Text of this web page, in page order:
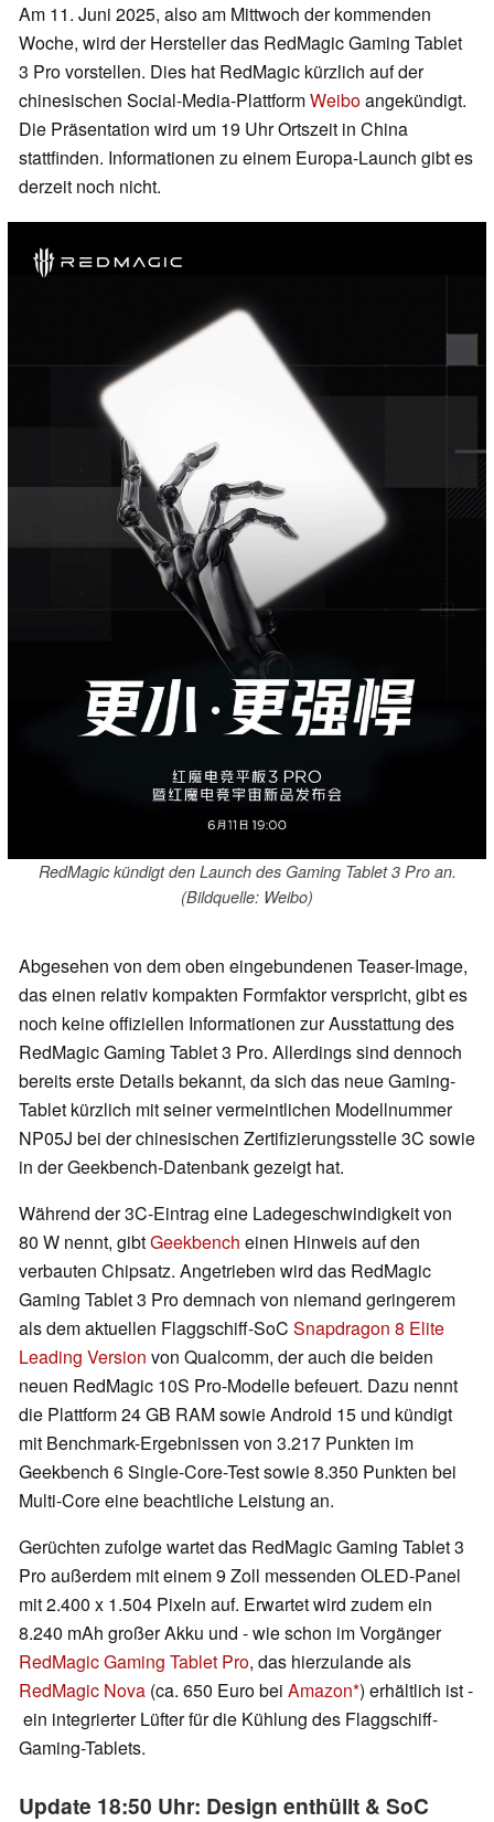
Am 11. Juni 2025, also am Mittwoch der kommenden
Woche, wird der Hersteller das RedMagic Gaming Tablet
3 Pro vorstellen. Dies hat RedMagic kürzlich auf der
chinesischen Social-Media-PlattformWeiboangekündigt.
Die Präsentation wird um 19 Uhr Ortszeit in China
stattfinden. Informationen zu einem Europa-Launch gibt es
derzeit noch nicht.
RedMagic kündigt den Launch des Gaming Tablet 3 Pro an.
(Bildquelle: Weibo)
Abgesehen von dem oben eingebundenen Teaser-Image,
das einen relativ kompakten Formfaktor verspricht, gibt es
noch keine offiziellen Informationen zur Ausstattung des
RedMagic Gaming Tablet 3 Pro. Allerdings sind dennoch
bereits erste Details bekannt, da sich das neue Gaming-
Tablet kürzlich mit seiner vermeintlichen Modellnummer
NP05J bei der chinesischen Zertifizierungsstelle 3C sowie
in der Geekbench-Datenbank gezeigt hat.
Während der 3C-Eintrag eine Ladegeschwindigkeit von
80 W nennt, gibtGeekbench einen Hinweis auf den
verbauten Chipsatz. Angetrieben wird das RedMagic
Gaming Tablet 3 Pro demnach von niemand geringerem
als dem aktuellen Flaggschiff-SoC Snapdragon 8 Elite
Leading Version von Qualcomm, der auch die beiden
neuen RedMagic 10S Pro-Modelle befeuert. Dazu nennt
die Plattform 24 GB RAM sowie Android 15 und kündigt
mit Benchmark-Ergebnissen von 3.217 Punkten im
Geekbench 6 Single-Core-Test sowie 8.350 Punkten bei
Multi-Core eine beachtliche Leistung an.
Gerüchten zufolge wartet das RedMagic Gaming Tablet 3
Pro außerdem mit einem 9 Zoll messenden OLED-Panel
mit 2.400 x 1.504 Pixeln auf. Erwartet wird zudem ein
8.240 mAh großer Akku und - wie schon im Vorgänger
RedMagic Gaming Tablet Pro, das hierzulande als
RedMagic Nova (ca. 650 Euro bei Amazon ) erhältlich ist -
ein integrierter Lüfter für die Kühlung des Flaggschiff-
Gaming-Tablets.
Update 18:50 Uhr: Design enthüllt & SoC